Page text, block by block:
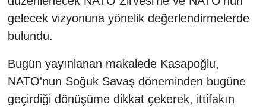
gelecek vizyonuna yönelik değerlendirmelerde
bulundu.
Bugün yayınlanan makalede Kasapoğlu,
NATO'nun Soğuk Savaş döneminden bugüne
geçirdiği dönüşüme dikkat çekerek, ittifakın